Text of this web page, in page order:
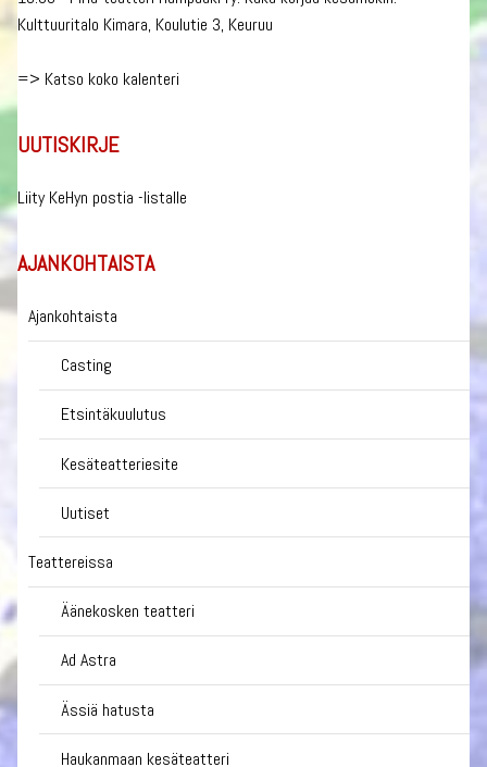
Kulttuuritalo Kimara, Koulutie 3, Keuruu
=> Katso koko kalenteri
UUTISKIRJE
Liity KeHyn postia -listalle
AJANKOHTAISTA
Ajankohtaista
Casting
Etsintäkuulutus
Kesäteatteriesite
Uutiset
Teattereissa
Äänekosken teatteri
Ad Astra
Ässiä hatusta
Haukanmaan kesäteatteri